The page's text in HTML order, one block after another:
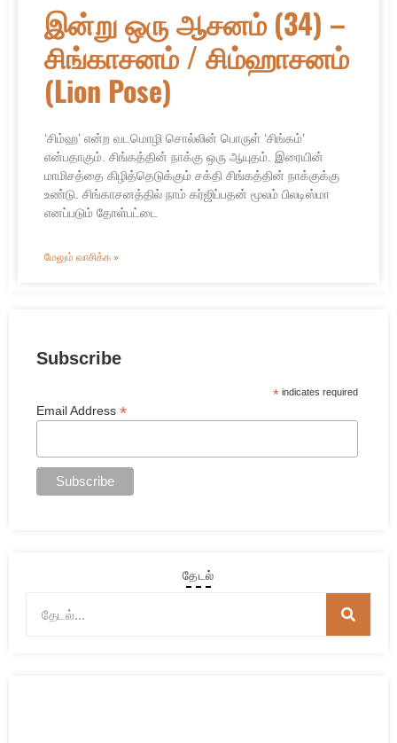
இன்று ஒரு ஆசனம் (34) –
சிங்காசனம் / சிம்ஹாசனம்
(Lion Pose)
‘சிம்ஹ’ என்ற வடமொழி சொல்லின் பொருள் ‘சிங்கம்’
என்பதாகும். சிங்கத்தின் நாக்கு ஒரு ஆயுதம். இரையின்
மாமிசத்தை கிழித்தெடுக்கும் சக்தி சிங்கத்தின் நாக்குக்கு
உண்டு. சிங்காசனத்தில் நாம் கர்ஜிப்பதன் மூலம் பிலடிஸ்மா
எனப்படும் தோள்பட்டை
மேலும் வாசிக்க »
Subscribe
*indicates required
Email Address *
தேடல்